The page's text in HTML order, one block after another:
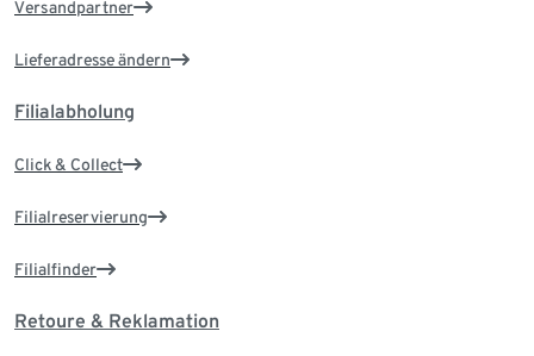
Versandpartner
Lieferadresse ändern
Filialabholung
Click & Collect
Filialreservierung
Filialfinder
Retoure & Reklamation